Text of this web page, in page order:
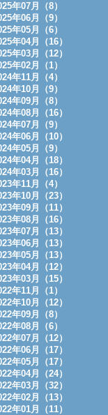
年07月（8）
年06月（9）
年05月（6）
年04月（16）
年03月（12）
年02月（1）
年11月（4）
年10月（9）
年09月（8）
年08月（16）
年07月（9）
年06月（10）
年05月（9）
年04月（18）
年03月（16）
年11月（4）
年10月（23）
年09月（11）
年08月（16）
年07月（13）
年06月（13）
年05月（13）
年04月（12）
年03月（15）
年11月（1）
年10月（12）
年09月（8）
年08月（6）
年07月（12）
年06月（17）
年05月（17）
年04月（24）
年03月（32）
年02月（13）
年01月（11）